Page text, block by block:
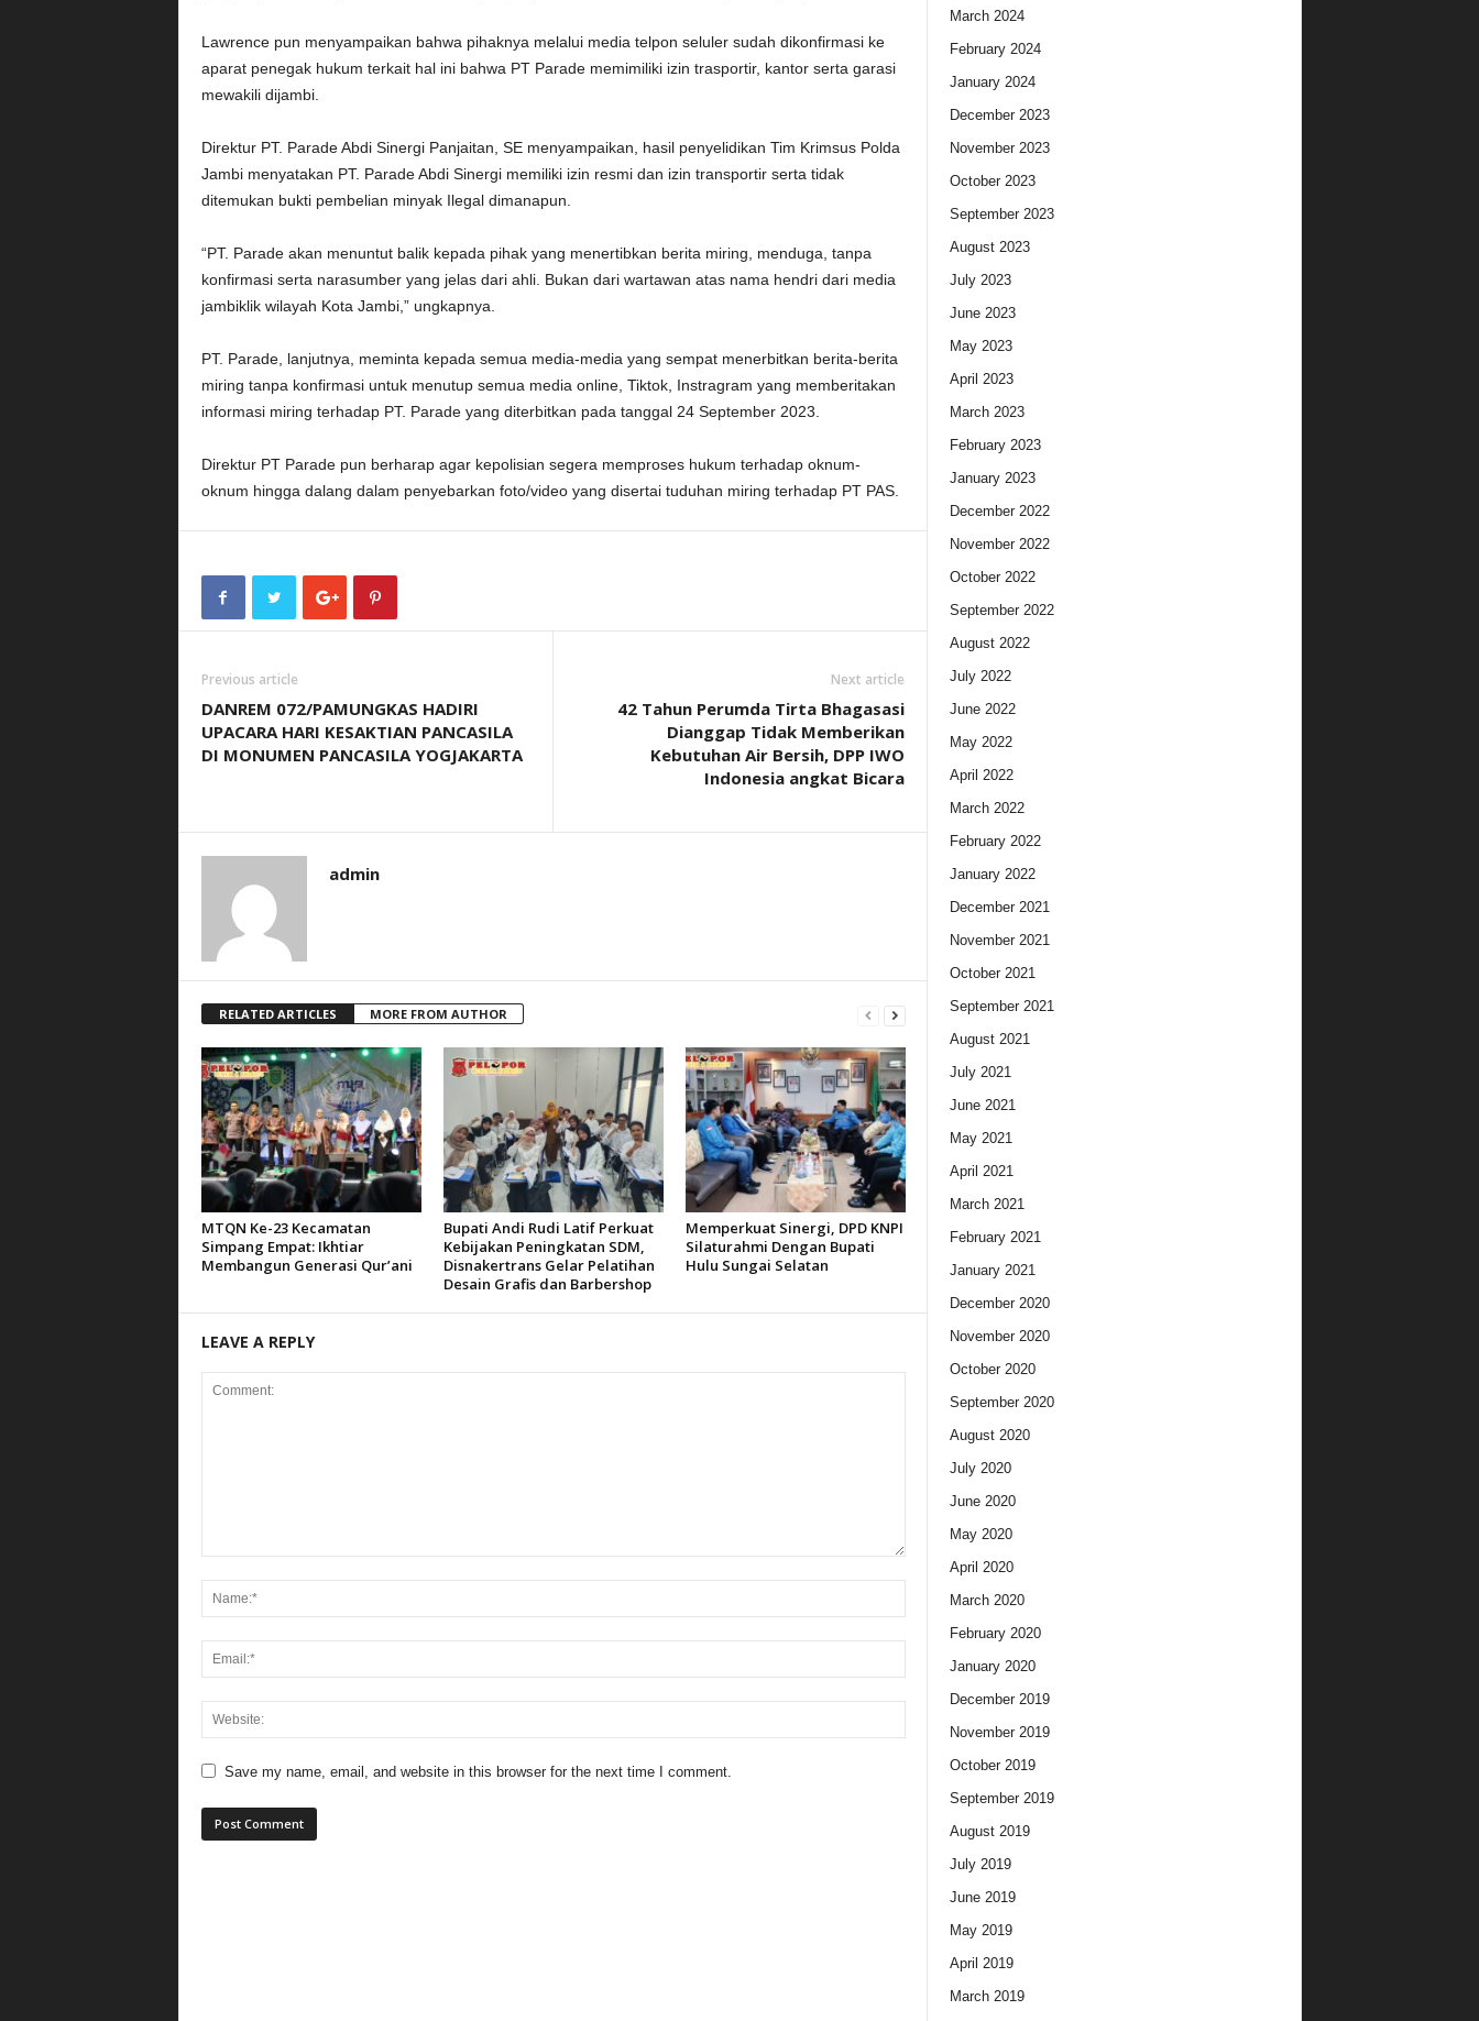
Lawrence pun menyampaikan bahwa pihaknya melalui media telpon seluler sudah dikonfirmasi ke
aparat penegak hukum terkait hal ini bahwa PT Parade memimiliki izin trasportir, kantor serta garasi
mewakili dijambi.
Direktur PT. Parade Abdi Sinergi Panjaitan, SE menyampaikan, hasil penyelidikan Tim Krimsus Polda
Jambi menyatakan PT. Parade Abdi Sinergi memiliki izin resmi dan izin transportir serta tidak
ditemukan bukti pembelian minyak Ilegal dimanapun.
“PT. Parade akan menuntut balik kepada pihak yang menertibkan berita miring, menduga, tanpa
konfirmasi serta narasumber yang jelas dari ahli. Bukan dari wartawan atas nama hendri dari media
jambiklik wilayah Kota Jambi,” ungkapnya.
PT. Parade, lanjutnya, meminta kepada semua media-media yang sempat menerbitkan berita-berita
miring tanpa konfirmasi untuk menutup semua media online, Tiktok, Instragram yang memberitakan
informasi miring terhadap PT. Parade yang diterbitkan pada tanggal 24 September 2023.
Direktur PT Parade pun berharap agar kepolisian segera memproses hukum terhadap oknum-
oknum hingga dalang dalam penyebarkan foto/video yang disertai tuduhan miring terhadap PT PAS.
Previous article
DANREM 072/PAMUNGKAS HADIRI
UPACARA HARI KESAKTIAN PANCASILA
DI MONUMEN PANCASILA YOGJAKARTA
Next article
42 Tahun Perumda Tirta Bhagasasi
Dianggap Tidak Memberikan
Kebutuhan Air Bersih, DPP IWO
Indonesia angkat Bicara
admin
RELATED ARTICLES MORE FROM AUTHOR
MTQN Ke-23 Kecamatan
Simpang Empat: Ikhtiar
Membangun Generasi Qur’ani
Bupati Andi Rudi Latif Perkuat
Kebijakan Peningkatan SDM,
Disnakertrans Gelar Pelatihan
Desain Grafis dan Barbershop
Memperkuat Sinergi, DPD KNPI
Silaturahmi Dengan Bupati
Hulu Sungai Selatan
LEAVE A REPLY
Save my name, email, and website in this browser for the next time I comment.
March 2024
February 2024
January 2024
December 2023
November 2023
October 2023
September 2023
August 2023
July 2023
June 2023
May 2023
April 2023
March 2023
February 2023
January 2023
December 2022
November 2022
October 2022
September 2022
August 2022
July 2022
June 2022
May 2022
April 2022
March 2022
February 2022
January 2022
December 2021
November 2021
October 2021
September 2021
August 2021
July 2021
June 2021
May 2021
April 2021
March 2021
February 2021
January 2021
December 2020
November 2020
October 2020
September 2020
August 2020
July 2020
June 2020
May 2020
April 2020
March 2020
February 2020
January 2020
December 2019
November 2019
October 2019
September 2019
August 2019
July 2019
June 2019
May 2019
April 2019
March 2019